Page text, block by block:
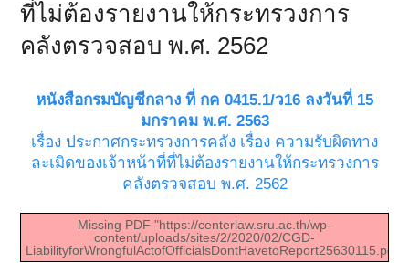
ที่ไม่ต้องรายงานให้กระทรวงการ
คลังตรวจสอบ พ.ศ. 2562
หนังสือกรมบัญชีกลาง ที่ กค 0415.1/ว16 ลงวันที่ 15
มกราคม พ.ศ. 2563
เรื่อง ประกาศกระทรวงการคลัง เรื่อง ความรับผิดทาง
ละเมิดของเจ้าหน้าที่ที่ไม่ต้องรายงานให้กระทรวงการ
คลังตรวจสอบ พ.ศ. 2562
Missing PDF "https://centerlaw.sru.ac.th/wp-
content/uploads/sites/2/2020/02/CGD-
LiabilityforWrongfulActofOfficialsDontHavetoReport25630115.pdf".